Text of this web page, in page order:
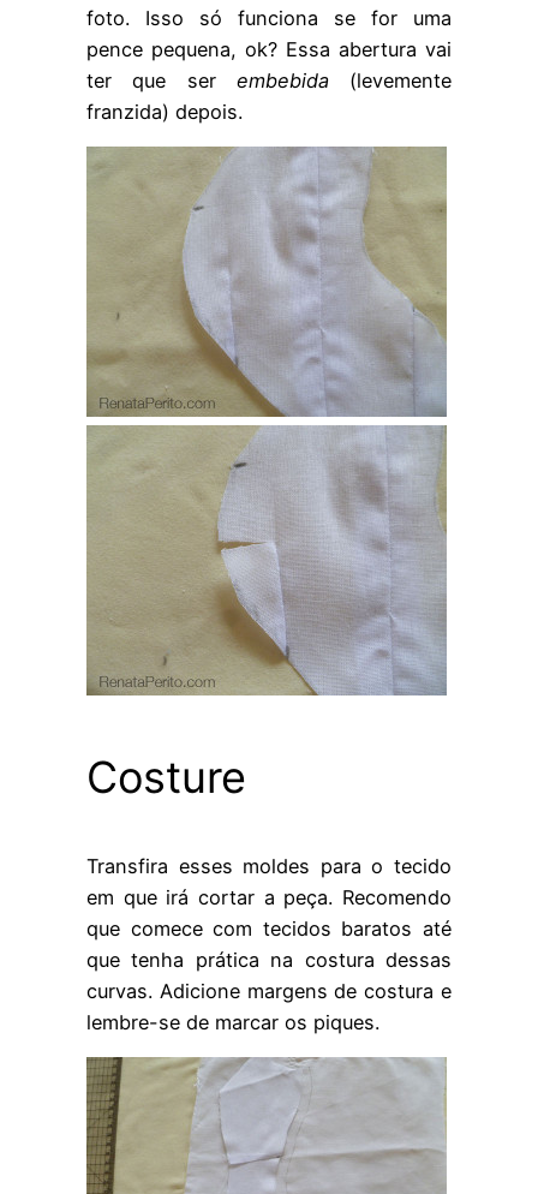
foto. Isso só funciona se for uma
pence pequena, ok? Essa abertura vai
ter que ser embebida(levemente
franzida) depois.
Costure
Transfira esses moldes para o tecido
em que irá cortar a peça. Recomendo
que comece com tecidos baratos até
que tenha prática na costura dessas
curvas. Adicione margens de costura e
lembre-se de marcar os piques.